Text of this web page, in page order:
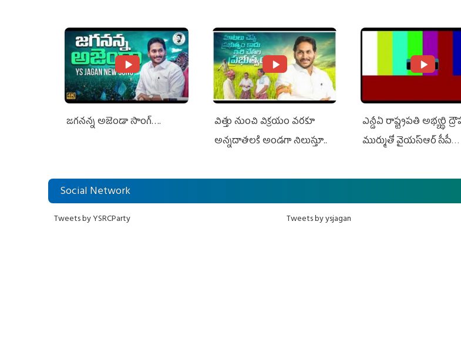
జగనన్న అజెండా సాంగ్….
విత్తు నుంచి విక్రయం వరకూ
అన్నదాతలకి అండగా నిలుస్తూ..
ఎన్డీఏ రాష్ట్ర‌ప‌తి అభ్య‌ర్థి
ముర్ముతో వైయ‌స్ఆర్ సీపీ
ఎమ్మెల్యేలు, ఎంపీల
Social Network
Tweets by YSRCParty Tweets by ysjagan